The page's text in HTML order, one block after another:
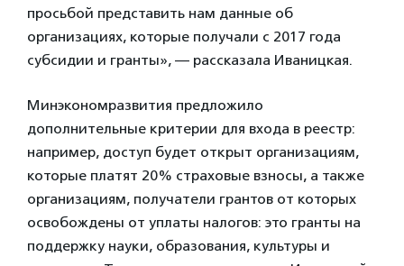
просьбой представить нам данные об
организациях, которые получали с 2017 года
субсидии и гранты», — рассказала Иваницкая.
Минэкономразвития предложило
дополнительные критерии для входа в реестр:
например, доступ будет открыт организациям,
которые платят 20% страховые взносы, а также
организациям, получатели грантов от которых
освобождены от уплаты налогов: это гранты на
поддержку науки, образования, культуры и